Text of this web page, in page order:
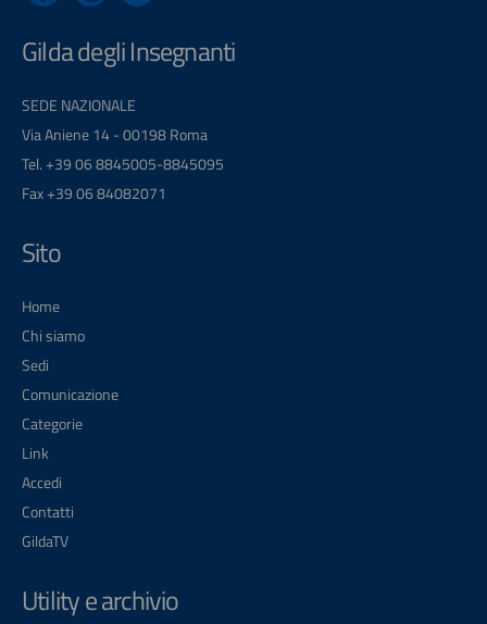
Gilda degli Insegnanti
SEDE NAZIONALE
Via Aniene 14 - 00198 Roma
Tel. +39 06 8845005-8845095
Fax +39 06 84082071
Sito
Home
Chi siamo
Sedi
Comunicazione
Categorie
Link
Accedi
Contatti
GildaTV
Utility e archivio